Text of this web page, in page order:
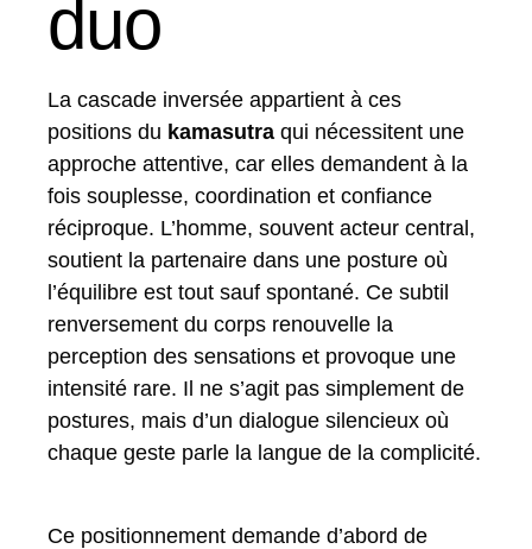
duo
La cascade inversée appartient à ces
positions du kamasutra qui nécessitent une
approche attentive, car elles demandent à la
fois souplesse, coordination et confiance
réciproque. L’homme, souvent acteur central,
soutient la partenaire dans une posture où
l’équilibre est tout sauf spontané. Ce subtil
renversement du corps renouvelle la
perception des sensations et provoque une
intensité rare. Il ne s’agit pas simplement de
postures, mais d’un dialogue silencieux où
chaque geste parle la langue de la complicité.
Ce positionnement demande d’abord de